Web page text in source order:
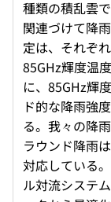
種類の積乱雲
関連づけて降
定は、それぞ
85GHz輝度温
に、85GHz輝
ド的な降雨強
る。我々の降
ラウンド降雨
対応している
ル対流システ